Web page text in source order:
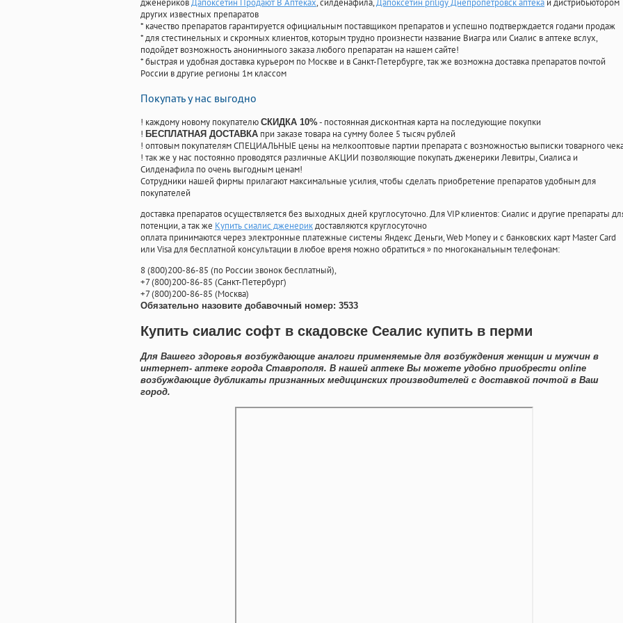
дженериковДапоксетин Продают В Аптеках, силденафила,Дапоксетин priligy Днепропетровск аптека и дистрибьютором
других известных препаратов
* качество препаратов гарантируется официальным поставщиком препаратов и успешно подтверждается годами продаж
* для стестинельных и скромных клиентов, которым трудно произнести название Виагра или Сиалис в аптеке вслух,
подойдет возможность анонимныого заказа любого препаратан на нашем сайте!
* быстрая и удобная доставка курьером по Москве и в Санкт-Петербурге, так же возможна доставка препаратов почтой
России в другие регионы 1м классом
Покупать у нас выгодно
! каждому новому покупателю СКИДКА 10%- постоянная дисконтная карта на последующие покупки
! БЕСПЛАТНАЯ ДОСТАВКА при заказе товара на сумму более 5 тысяч рублей
! оптовым покупателям СПЕЦИАЛЬНЫЕ цены на мелкооптовые партии препарата с возможностью выписки товарного
! так же у нас постоянно проводятся различные АКЦИИ позволяющие покупать дженерики Левитры, Сиалиса и
Силденафила по очень выгодным ценам!
Cотрудники нашей фирмы прилагают максимальные усилия, чтобы сделать приобретение препаратов удобным для
покупателей
доставка препаратов осуществляется без выходных дней круглосуточно. Для VIP клиентов: Сиалис и другие препараты
потенции, а так же Купить сиалис дженерикдоставляются круглосуточно
оплата принимаются через электронные платежные системы Яндекс Деньги, Web Money и с банковских карт Master Card
или Visa для бесплатной консультации в любое время можно обратиться» по многоканальным телефонам:
8(800)200-86-85 (по России звонок бесплатный),
+7(800)200-86-85 (Санкт-Петербург)
+7(800)200-86-85 (Москва)
Обязательно назовите добавочный номер: 3533
Купить сиалис софт в скадовске Сеалис купить в перми
Для Вашего здоровья возбуждающие аналоги применяемые для возбуждения женщин и мужчин в
интернет- аптеке города Ставрополя. В нашей аптеке Вы можете удобно приобрести online
возбуждающие дубликаты признанных медицинских производителей с доставкой почтой в Ваш
город.